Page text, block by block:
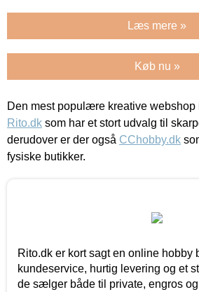
Læs mere »
Køb nu »
Den mest populære kreative webshop
Rito.dk som har et stort udvalg til
derudover er der også CChobby.dk
fysiske butikker.
Rito.dk er kort sagt en online hobby
kundeservice, hurtig levering og et
de sælger både til private, engros